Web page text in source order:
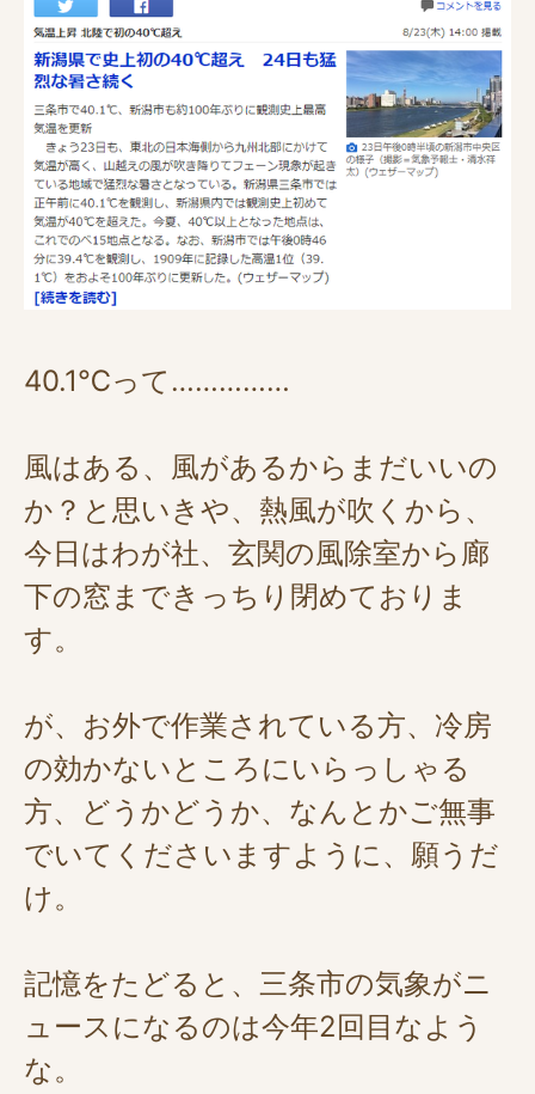
40.1℃って……………
風はある、風があるからまだいいの
か？と思いきや、熱風が吹くから、
今日はわが社、玄関の風除室から廊
下の窓まできっちり閉めておりま
す。
が、お外で作業されている方、冷房
の効かないところにいらっしゃる
方、どうかどうか、なんとかご無事
でいてくださいますように、願うだ
け。
記憶をたどると、三条市の気象がニ
ュースになるのは今年2回目なよう
な。